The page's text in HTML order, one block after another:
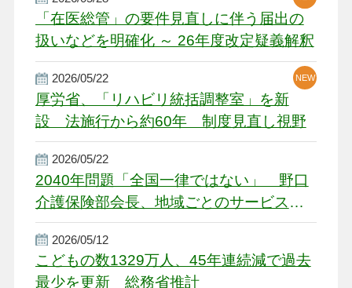
「在医総管」の要件見直しに伴う届出の
扱いなどを明確化 ～ 26年度改定疑義解釈
2026/05/22
厚労省、「リハビリ統括調整室」を新
設 法施行から約60年 制度見直し視野
NEW
2026/05/22
2040年問題「全国一律ではない」 野口
介護保険部会長、地域ごとのサービス基
盤整備を促す
2026/05/12
こどもの数1329万人、45年連続減で過去
最少を更新 総務省推計